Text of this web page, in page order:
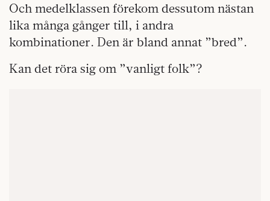
Och medelklassen förekom dessutom nästan
lika många gånger till, i andra
kombinationer. Den är bland annat ”bred”.
Kan det röra sig om ”vanligt folk”?